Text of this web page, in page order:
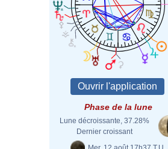
Phase de la lune
Lune décroissante, 37.28%
Dernier croissant